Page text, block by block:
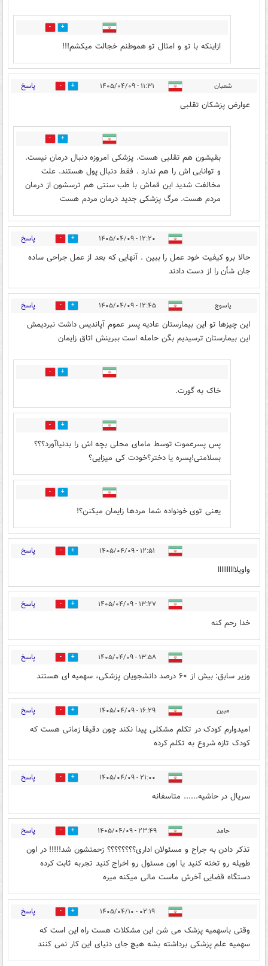
1
ازاینکه با تو و امثال تو هموطنم خجالت میکشم!!!
شعبان ۱۱:۳۱ - ۱۴۰۵/۰۴/۰۹ 2 پاسخ
عوارض پزشکان تقلبی
0
بقیشون هم تقلبی هست. پزشکی امروزه دنبال درمان نیست.
و توانایی اش را هم ندارد . فقط دنبال پول هستند. علت
مخالفت شدید این قماش با طب سنتی هم ترسشون از درمان
مردم هست. مرگ پزشکی جدید درمان مردم هست
۱۲:۲۰ - ۱۴۰۵/۰۴/۰۹ 1 پاسخ
حالا برو کیفیت خود عمل را ببین . آنهایی که بعد از عمل جراحی ساده
جان شأن را از دست دادند
یاسوج ۱۲:۴۵ - ۱۴۰۵/۰۴/۰۹ 1 پاسخ
این چیزها تو این بیمارستان عادیه پسر عموم آپاندیس داشت نبردیمش
این بیمارستان ترسیدیم بگن حامله است ببرینش اتاق زایمان
0
خاک به گورت.
0
پس پسرعموت توسط مامای محلی بچه اش را بدنیاآورد؟؟؟
بسلامتی!پسره یا دختر؟خودت کی میزایی؟
0
یعنی توی خونواده شما مردها زایمان میکنن؟!
۱۲:۵۱ - ۱۴۰۵/۰۴/۰۹ 0 پاسخ
واویلاااااااااا
۱۳:۲۷ - ۱۴۰۵/۰۴/۰۹ 0 پاسخ
خدا رحم کنه
۱۳:۵۸ - ۱۴۰۵/۰۴/۰۹ 1 پاسخ
وزیر سابق: بیش از ۶۰ درصد دانشجویان پزشکی، سهمیه ای هستند
مبین ۱۶:۲۹ - ۱۴۰۵/۰۴/۰۹ 0 پاسخ
امیدوارم کودک در تکلم مشکلی پیدا نکند چون دقیقا زمانی هست که
کودک تازه شروع به تکلم کرده
۲۱:۰۰ - ۱۴۰۵/۰۴/۰۹ 1 پاسخ
سریال در حاشیه...... متاسفانه
حامد ۲۳:۴۹ - ۱۴۰۵/۰۴/۰۹ 1 پاسخ
تذکر دادن به جراح و مسئولان اداری؟؟؟؟؟؟؟؟ زحمتشون شد!!!!! در اون
طویله رو تخته کنید یا اون مسئول رو اخراج کنید تجربه ثابت کرده
دستگاه قضایی آخرش ماست مالی میکنه میره
۰۲:۱۹ - ۱۴۰۵/۰۴/۱۰ 0 پاسخ
وقتی باسهمیه پزشک می شن این مشکلات هست راه این است که
سهمیه علم پزشکی برداشته بشه هیچ جای دنیای این کار نمی کنند